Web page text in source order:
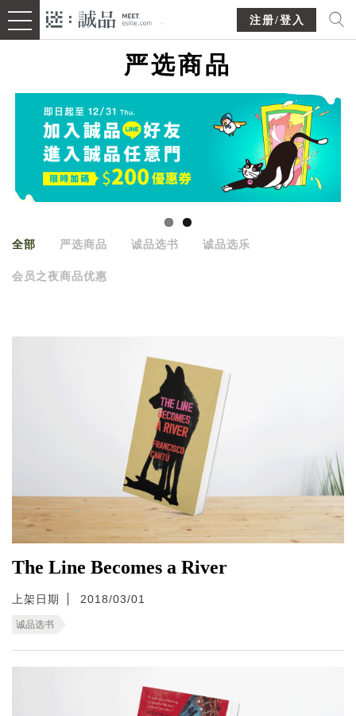
注册/登入
严选商品
全部 严选商品 诚品选书 诚品选乐
会员之夜商品优惠
The Line Becomes a River
上架日期 2018/03/01
诚品选书